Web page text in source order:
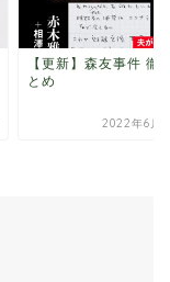
【傑作】是枝監督「
ビー・ブローカー」
2022年7